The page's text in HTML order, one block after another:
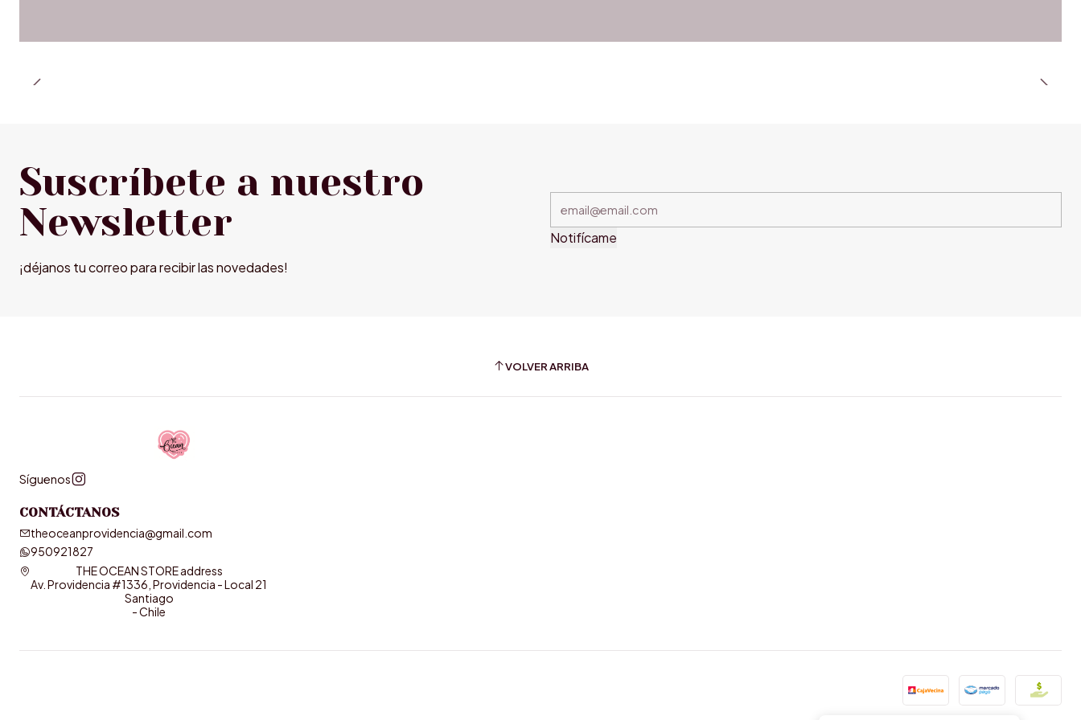
Suscríbete a nuestro
Newsletter
¡déjanos tu correo para recibir las novedades!
Notifícame
VOLVER ARRIBA
Síguenos
CONTÁCTANOS
theoceanprovidencia@gmail.com
950921827
THE OCEAN STORE address
Av. Providencia #1336, Providencia - Local 21
Santiago
- Chile